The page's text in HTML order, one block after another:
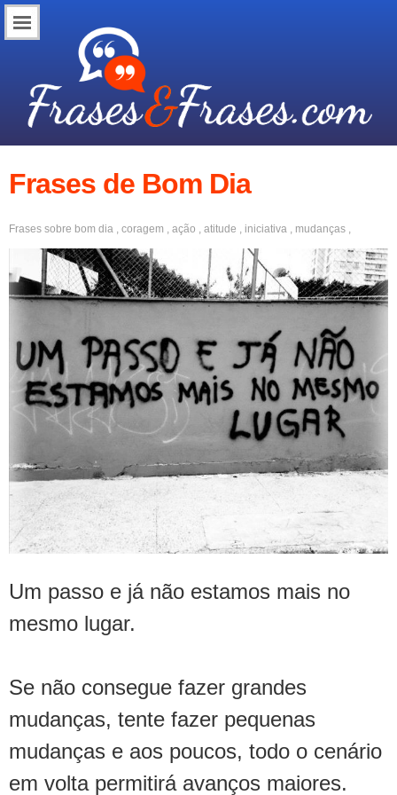
Frases de Bom Dia
Frases sobre bom dia , coragem , ação , atitude , iniciativa , mudanças ,
Um passo e já não estamos mais no
mesmo lugar.
Se não consegue fazer grandes
mudanças, tente fazer pequenas
mudanças e aos poucos, todo o cenário
em volta permitirá avanços maiores.